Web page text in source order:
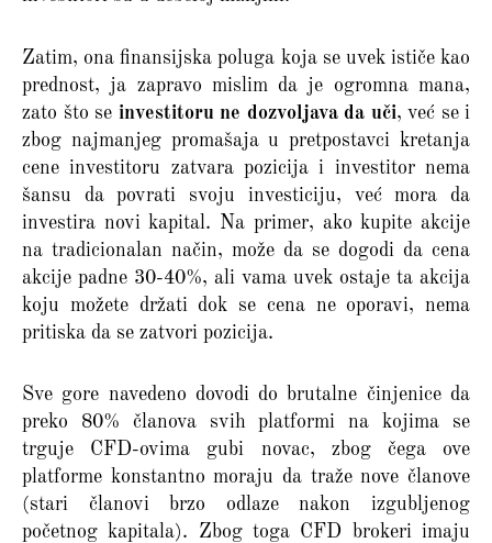
Zatim, ona finansijska poluga koja se uvek ističe kao
prednost, ja zapravo mislim da je ogromna mana,
zato što se investitoru ne dozvoljava da uči, već se i
zbog najmanjeg promašaja u pretpostavci kretanja
cene investitoru zatvara pozicija i investitor nema
šansu da povrati svoju investiciju, već mora da
investira novi kapital. Na primer, ako kupite akcije
na tradicionalan način, može da se dogodi da cena
akcije padne 30-40%, ali vama uvek ostaje ta akcija
koju možete držati dok se cena ne oporavi, nema
pritiska da se zatvori pozicija.
Sve gore navedeno dovodi do brutalne činjenice da
preko 80% članova svih platformi na kojima se
trguje CFD-ovima gubi novac, zbog čega ove
platforme konstantno moraju da traže nove članove
(stari članovi brzo odlaze nakon izgubljenog
početnog kapitala). Zbog toga CFD brokeri imaju